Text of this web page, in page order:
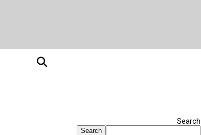
Search
Search